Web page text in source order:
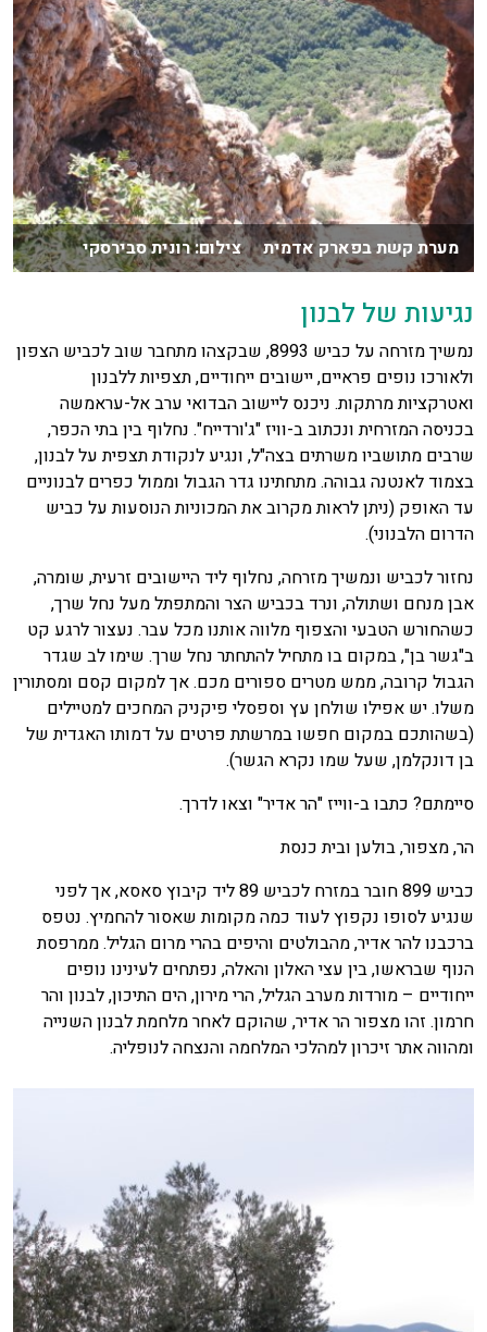
מערת קשת בפארק אדמית צילום: רונית סבירסקי
נגיעות של לבנון
נמשיך מזרחה על כביש 8993, שבקצהו מתחבר שוב לכביש הצפון
ולאורכו נופים פראיים, יישובים ייחודיים, תצפיות ללבנון
ואטרקציות מרתקות. ניכנס ליישוב הבדואי ערב אל-עראמשה
בכניסה המזרחית ונכתוב ב-וויז "ג'ורדייח". נחלוף בין בתי הכפר,
שרבים מתושביו משרתים בצה"ל, ונגיע לנקודת תצפית על לבנון,
בצמוד לאנטנה גבוהה. מתחתינו גדר הגבול וממול כפרים לבנוניים
עד האופק (ניתן לראות מקרוב את המכוניות הנוסעות על כביש
הדרום הלבנוני).
נחזור לכביש ונמשיך מזרחה, נחלוף ליד היישובים זרעית, שומרה,
אבן מנחם ושתולה, ונרד בכביש הצר והמתפתל מעל נחל שרך,
כשהחורש הטבעי והצפוף מלווה אותנו מכל עבר. נעצור לרגע קט
ב"גשר בן", במקום בו מתחיל להתחתר נחל שרך. שימו לב שגדר
הגבול קרובה, ממש מטרים ספורים מכם. אך למקום קסם ומסתורין
משלו. יש אפילו שולחן עץ וספסלי פיקניק המחכים למטיילים
(בשהותכם במקום חפשו במרשתת פרטים על דמותו האגדית של
בן דונקלמן, שעל שמו נקרא הגשר).
סיימתם? כתבו ב-ווייז "הר אדיר" וצאו לדרך.
הר, מצפור, בולען ובית כנסת
כביש 899 חובר במזרח לכביש 89 ליד קיבוץ סאסא, אך לפני
שנגיע לסופו נקפוץ לעוד כמה מקומות שאסור להחמיץ. נטפס
ברכבנו להר אדיר, מהבולטים והיפים בהרי מרום הגליל. ממרפסת
הנוף שבראשו, בין עצי האלון והאלה, נפתחים לעינינו נופים
ייחודיים – מורדות מערב הגליל, הרי מירון, הים התיכון, לבנון והר
חרמון. זהו מצפור הר אדיר, שהוקם לאחר מלחמת לבנון השנייה
ומהווה אתר זיכרון למהלכי המלחמה והנצחה לנופליה.